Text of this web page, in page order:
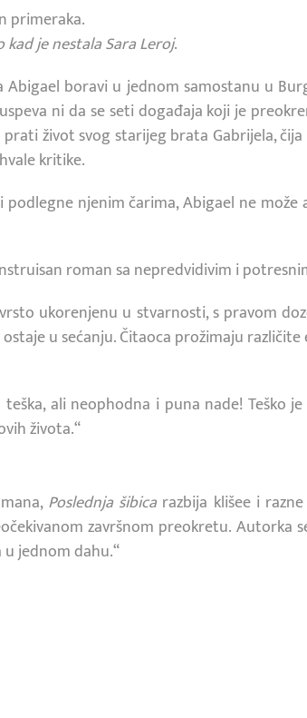
primeraka.
kad je nestala Sara Leroj.
Abigael boravi u jednom samostanu u
ni da se seti događaja koji je
prati život svog starijeg brata Gabrijela,
kritike.
podlegne njenim čarima, Abigael ne
roman sa nepredvidivim i
ukorenjenu u stvarnosti, s pravom
u sećanju. Čitaoca prožimaju različite
teška, ali neophodna i puna nade! Teško
života.“
Poslednja šibicarazbija klišee i
završnom preokretu. Autorka
jednom dahu.“